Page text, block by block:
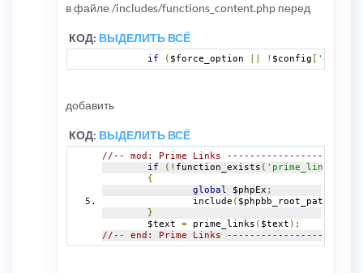
в файле /includes/functions_content.php перед
КОД: ВЫДЕЛИТЬ ВСЁ
if ( $force_option ! $config
добавить
КОД: ВЫДЕЛИТЬ ВСЁ
//-- mod: Prime Links
if
(! function_exists ( 'prime_links'
{
global $phpEx ;
		include
( $phpbb_root_path
}
	$text
= prime_links ( $text );
//-- end: Prime Links